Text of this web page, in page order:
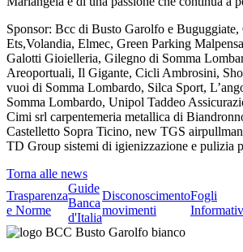
Sponsor: Bcc di Busto Garolfo e Buguggiate,
Ets,Volandia, Elmec, Green Parking
Galotti Gioielleria, Gilegno di Somma
Areoportuali, Il Gigante, Cicli Ambrosini,
vuoi di Somma Lombardo, Silca Sport,
Somma Lombardo, Unipol Taddeo
Cimi srl carpentemeria metallica di
Castelletto Sopra Ticino, new TGS
TD Group sistemi di igienizzazione e pulizia
Torna alle news
Trasparenza
e Norme
Guide
Banca
d'Italia
Disconoscimento
movimenti
Fogli